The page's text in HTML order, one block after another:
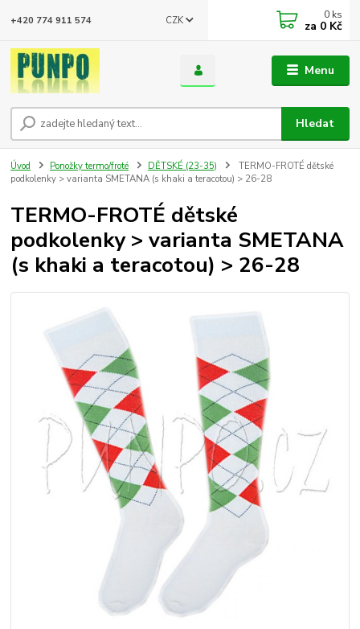
Menu
CZK
Hledat
+420 774 911 574 0 ks
za 0 Kč
Úvod Ponožky termo/froté DĚTSKÉ (23-35)
TERMO-FROTÉ dětské
podkolenky > varianta SMETANA (s khaki a teracotou) > 26-28
TERMO-FROTÉ dětské
podkolenky > varianta SMETANA
(s khaki a teracotou) > 26-28